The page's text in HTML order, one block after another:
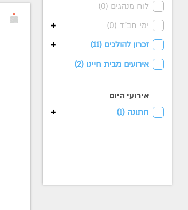
לוח מנהגים (0
)
ימי חב"ד (0
)
+
זכרון להולכים (11
)
+
אירועים מבית חיינו (2
)
אירועי היום
חתונה (1
)
+